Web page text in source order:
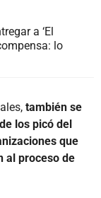
a ‘El
lo
también se
los picó del
que
al proceso de